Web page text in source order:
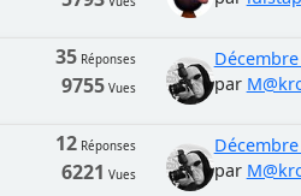
35Réponses
9755Vues
par
12Réponses
6221 Vues
par